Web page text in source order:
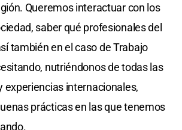
Queremos interactuar con los
saber qué profesionales del
también en el caso de Trabajo
nutriéndonos de todas las
experiencias internacionales,
prácticas en las que tenemos